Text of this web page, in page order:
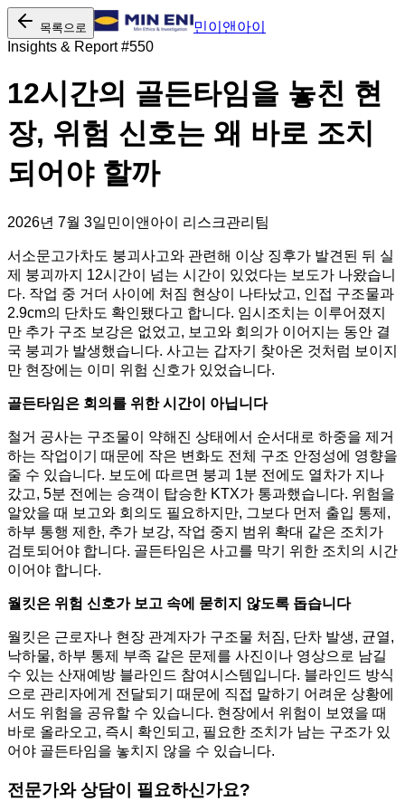
목록으로
민이앤아이
Insights & Report #550
12시간의 골든타임을 놓친 현
장, 위험 신호는 왜 바로 조치
되어야 할까
2026년 7월 3일민이앤아이 리스크관리팀
서소문고가차도 붕괴사고와 관련해 이상 징후가 발견된 뒤 실
제 붕괴까지 12시간이 넘는 시간이 있었다는 보도가 나왔습니
다. 작업 중 거더 사이에 처짐 현상이 나타났고, 인접 구조물과
2.9cm의 단차도 확인됐다고 합니다. 임시조치는 이루어졌지
만 추가 구조 보강은 없었고, 보고와 회의가 이어지는 동안 결
국 붕괴가 발생했습니다. 사고는 갑자기 찾아온 것처럼 보이지
만 현장에는 이미 위험 신호가 있었습니다.
골든타임은 회의를 위한 시간이 아닙니다
철거 공사는 구조물이 약해진 상태에서 순서대로 하중을 제거
하는 작업이기 때문에 작은 변화도 전체 구조 안정성에 영향을
줄 수 있습니다. 보도에 따르면 붕괴 1분 전에도 열차가 지나
갔고, 5분 전에는 승객이 탑승한 KTX가 통과했습니다. 위험을
알았을 때 보고와 회의도 필요하지만, 그보다 먼저 출입 통제,
하부 통행 제한, 추가 보강, 작업 중지 범위 확대 같은 조치가
검토되어야 합니다. 골든타임은 사고를 막기 위한 조치의 시간
이어야 합니다.
월킷은 위험 신호가 보고 속에 묻히지 않도록 돕습니다
월킷은 근로자나 현장 관계자가 구조물 처짐, 단차 발생, 균열,
낙하물, 하부 통제 부족 같은 문제를 사진이나 영상으로 남길
수 있는 산재예방 블라인드 참여시스템입니다. 블라인드 방식
으로 관리자에게 전달되기 때문에 직접 말하기 어려운 상황에
서도 위험을 공유할 수 있습니다. 현장에서 위험이 보였을 때
바로 올라오고, 즉시 확인되고, 필요한 조치가 남는 구조가 있
어야 골든타임을 놓치지 않을 수 있습니다.
전문가와 상담이 필요하신가요?